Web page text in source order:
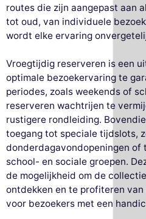
routes die zijn aangepast aan
tot oud, van individuele
wordt elke ervaring
Vroegtijdig reserveren is een
optimale bezoekervaring te
periodes, zoals weekends of
reserveren wachtrijen te
rustigere rondleiding.
toegang tot speciale tijdslots,
donderdagavondopeningen
school- en sociale groepen.
de mogelijkheid om de
ontdekken en te profiteren
voor bezoekers met een